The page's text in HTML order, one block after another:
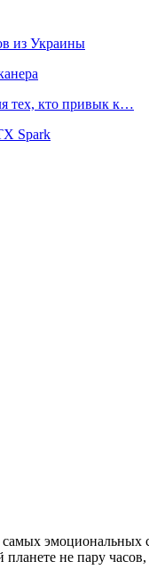
из Украины
тех, кто привык к…
Spark
эмоциональных
планете не пару